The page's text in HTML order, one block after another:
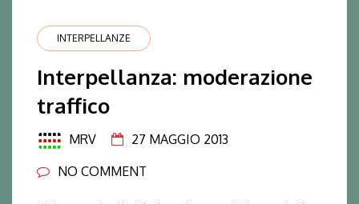
INTERPELLANZE
Interpellanza: moderazione
traffico
MRV
27 MAGGIO 2013
NO COMMENT